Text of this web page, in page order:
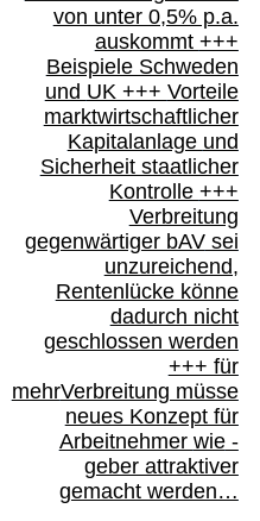
von unter 0,5% p.a.
auskommt +++
Beispiele Schweden
und UK +++ Vorteile
marktwirtschaftlicher
Kapitalanlage und
Sicherheit staatlicher
Kontrolle +++
Verbreitung
gegenwärtiger bAVsei
unzureichend,
Rentenlücke könne
dadurch nicht
geschlossen werden
+++ für
mehrVerbreitung müsse
neues Konzept für
Arbeitnehmer wie-
geber attraktiver
gemacht werden…